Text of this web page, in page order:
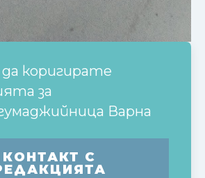
коригирате
за
Варна
КОНТАКТ С